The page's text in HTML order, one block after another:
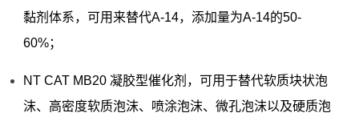
黏剂体系，可用来替代A-14，添加量为A-14的50-
60%；
NT CAT MB20 凝胶型催化剂，可用于替代软质块状泡
沫、高密度软质泡沫、喷涂泡沫、微孔泡沫以及硬质泡